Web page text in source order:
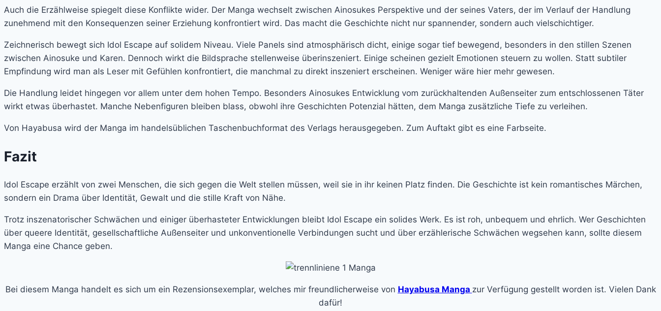
Auch die Erzählweise spiegelt diese Konflikte wider. Der Manga wechselt zwischen Ainosukes Perspektive und der seines Vaters, der im Verlauf der Handlung
zunehmend mit den Konsequenzen seiner Erziehung konfrontiert wird. Das macht die Geschichte nicht nur spannender, sondern auch vielschichtiger.
Zeichnerisch bewegt sich Idol Escape auf solidem Niveau. Viele Panels sind atmosphärisch dicht, einige sogar tief bewegend, besonders in den stillen Szenen
zwischen Ainosuke und Karen. Dennoch wirkt die Bildsprache stellenweise überinszeniert. Einige scheinen gezielt Emotionen steuern zu wollen. Statt subtiler
Empfindung wird man als Leser mit Gefühlen konfrontiert, die manchmal zu direkt inszeniert erscheinen. Weniger wäre hier mehr gewesen.
Die Handlung leidet hingegen vor allem unter dem hohen Tempo. Besonders Ainosukes Entwicklung vom zurückhaltenden Außenseiter zum entschlossenen Täter
wirkt etwas überhastet. Manche Nebenfiguren bleiben blass, obwohl ihre Geschichten Potenzial hätten, dem Manga zusätzliche Tiefe zu verleihen.
Von Hayabusa wird der Manga im handelsüblichen Taschenbuchformat des Verlags herausgegeben. Zum Auftakt gibt es eine Farbseite.
Fazit
Idol Escape erzählt von zwei Menschen, die sich gegen die Welt stellen müssen, weil sie in ihr keinen Platz finden. Die Geschichte ist kein romantisches Märchen,
sondern ein Drama über Identität, Gewalt und die stille Kraft von Nähe.
Trotz inszenatorischer Schwächen und einiger überhasteter Entwicklungen bleibt Idol Escape ein solides Werk. Es ist roh, unbequem und ehrlich. Wer Geschichten
über queere Identität, gesellschaftliche Außenseiter und unkonventionelle Verbindungen sucht und über erzählerische Schwächen wegsehen kann, sollte diesem
Manga eine Chance geben.
Bei diesem Manga handelt es sich um ein Rezensionsexemplar, welches mir freundlicherweise von Hayabusa Manga zur Verfügung gestellt worden ist. Vielen Dank
dafür!